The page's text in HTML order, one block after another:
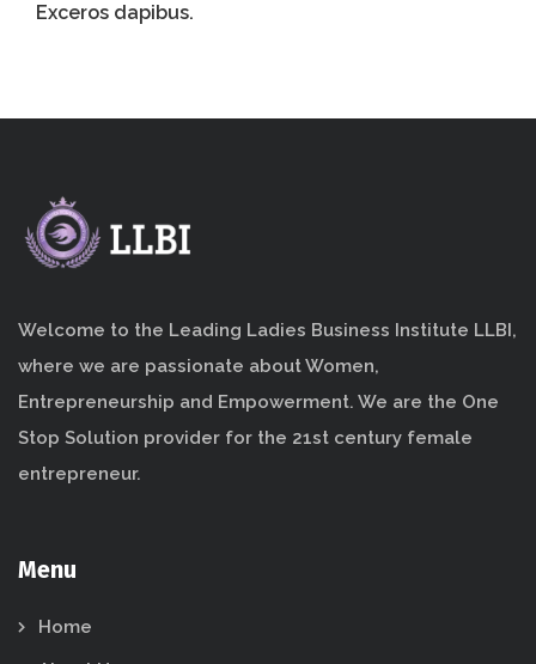
Exceros dapibus.
Welcome to the Leading Ladies Business Institute LLBI,
where we are passionate about Women,
Entrepreneurship and Empowerment. We are the One
Stop Solution provider for the 21st century female
entrepreneur.
Menu
Home